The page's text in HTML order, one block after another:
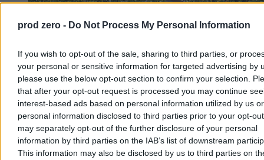
prod zero - Do Not Process My Personal Information
If you wish to opt-out of the sale, sharing to third parties, or
your personal or sensitive information for targeted advertising by
please use the below opt-out section to confirm your selection.
that after your opt-out request is processed you may continue
interest-based ads based on personal information utilized by us or
personal information disclosed to third parties prior to your opt-
may separately opt-out of the further disclosure of your personal
information by third parties on the IAB’s list of downstream
This information may also be disclosed by us to third parties on
Polska rozmawia z Ukrainą. Są nowe ustalenia ws.
poszukiwań i ekshumacji